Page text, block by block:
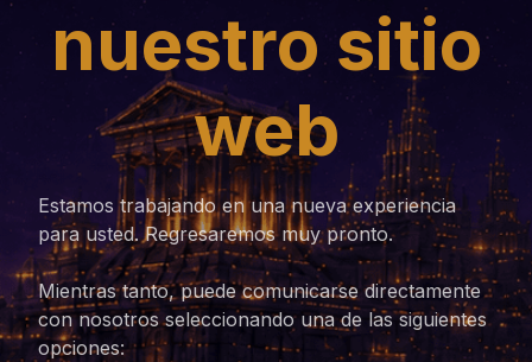
nuestro sitio
web
Estamos trabajando en una nueva experiencia
para usted. Regresaremos muy pronto.
Mientras tanto, puede comunicarse directamente
con nosotros seleccionando una de las siguientes
opciones: